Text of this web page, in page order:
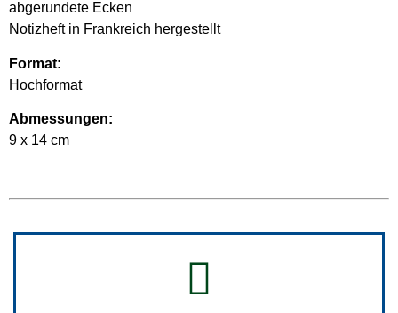
abgerundete Ecken
Notizheft in Frankreich hergestellt
Format:
Hochformat
Abmessungen:
9 x 14 cm